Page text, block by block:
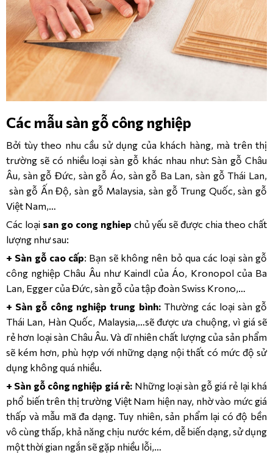
Các mẫu sàn gỗ công nghiệp
Bởi tùy theo nhu cầu sử dụng của khách hàng, mà trên thị
trường sẽ có nhiều loại sàn gỗ khác nhau như: Sàn gỗ Châu
Âu, sàn gỗ Đức, sàn gỗ Áo, sàn gỗ Ba Lan, sàn gỗ Thái Lan,
sàn gỗ Ấn Độ, sàn gỗ Malaysia, sàn gỗ Trung Quốc, sàn gỗ
Việt Nam,…
Các loại san go cong nghiep chủ yếu sẽ được chia theo chất
lượng như sau:
+ Sàn gỗ cao cấp: Bạn sẽ không nên bỏ qua các loại sàn gỗ
công nghiệp Châu Âu như Kaindl của Áo, Kronopol của Ba
Lan, Egger của Đức, sàn gỗ của tập đoàn Swiss Krono,…
+ Sàn gỗ công nghiệp trung bình:Thường các loại sàn gỗ
Thái Lan, Hàn Quốc, Malaysia,…sẽ được ưa chuộng, vì giá sẽ
rẻ hơn loại sàn Châu Âu. Và dĩ nhiên chất lượng của sản phẩm
sẽ kém hơn, phù hợp với những dạng nội thất có mức độ sử
dụng không quá nhiều.
+ Sàn gỗ công nghiệp giá rẻ: Những loại sàn gỗ giá rẻ lại khá
phổ biến trên thị trường Việt Nam hiện nay, nhờ vào mức giá
thấp và mẫu mã đa dạng. Tuy nhiên, sản phẩm lại có độ bền
vô cùng thấp, khả năng chịu nước kém, dễ biến dạng, sử dụng
một thời gian ngắn sẽ gặp nhiều lỗi,…